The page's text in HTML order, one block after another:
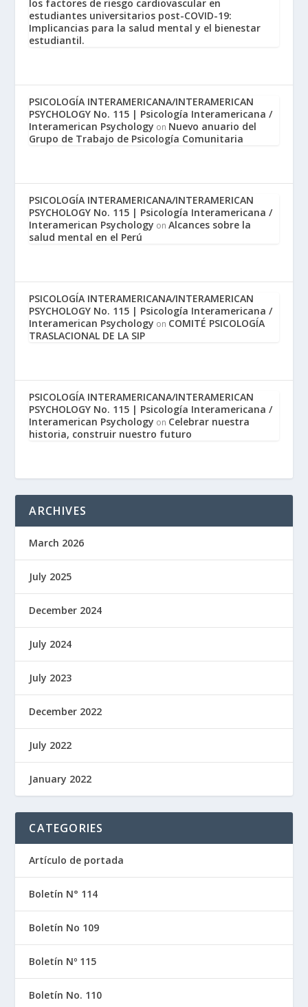
los factores de riesgo cardiovascular en
estudiantes universitarios post-COVID-19:
Implicancias para la salud mental y el bienestar
estudiantil.
PSICOLOGÍA INTERAMERICANA/INTERAMERICAN
PSYCHOLOGY No. 115 | Psicología Interamericana /
Interamerican Psychology on Nuevo anuario del
Grupo de Trabajo de Psicología Comunitaria
PSICOLOGÍA INTERAMERICANA/INTERAMERICAN
PSYCHOLOGY No. 115 | Psicología Interamericana /
Interamerican Psychology onAlcances sobre la
salud mental en el Perú
PSICOLOGÍA INTERAMERICANA/INTERAMERICAN
PSYCHOLOGY No. 115 | Psicología Interamericana /
Interamerican Psychology on COMITÉ PSICOLOGÍA
TRASLACIONAL DE LA SIP
PSICOLOGÍA INTERAMERICANA/INTERAMERICAN
PSYCHOLOGY No. 115 | Psicología Interamericana /
Interamerican Psychology on Celebrar nuestra
historia, construir nuestro futuro
ARCHIVES
March 2026
July 2025
December 2024
July 2024
July 2023
December 2022
July 2022
January 2022
CATEGORIES
Artículo de portada
Boletín N° 114
Boletín No 109
Boletín Nº 115
Boletín No. 110